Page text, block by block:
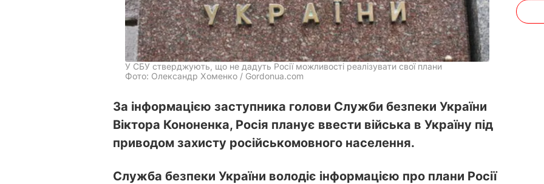
У СБУ стверджують, що не дадуть Росії можливості реалізувати свої плани
Фото: Олександр Хоменко / Gordonua.com
За інформацією заступника голови Служби безпеки України
Віктора Кононенка, Росія планує ввести війська в Україну під
приводом захисту російськомовного населення.
Служба безпеки України володіє інформацією про плани Росії